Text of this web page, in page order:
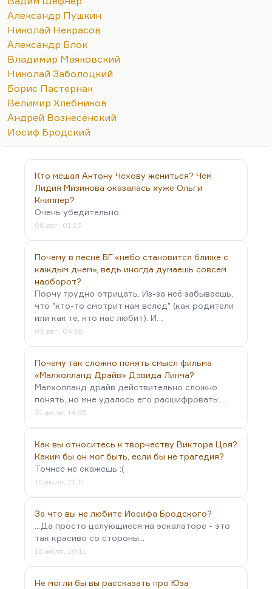
Пушкина, который бесспорен — это, конечно,
Некрасов, Блок, Маяковский, Заболоцкий,
Пастернак. А дальше я затрудняюсь с
определением, потому что это все близко очень,
но я не вижу дальше поэта, который бы
обозначил свою тему — тему, которой до него и
без него не было бы. Есть такое мнение, что
Хлебников. Хлебников, наверное, да, в том
смысле, что очень многими подхвачены его…
Александр Пушкин
Николай Некрасов
Александр Блок
Владимир Маяковский
Николай Заболоцкий
Борис Пастернак
Велимир Хлебников
Андрей Вознесенский
Иосиф Бродский
Кто мешал Антону Чехову жениться? Чем
Лидия Мизинова оказалась хуже Ольги
Книппер?
Очень убедительно.
06 авг., 01:23
Почему в песне БГ «небо становится ближе с
каждым днем», ведь иногда думаешь совсем
наоборот?
Порчу трудно отрицать. Из-за неё забываешь,
что "кто-то смотрит нам вслед" (как родители
или как те, кто нас любит). И…
03 авг., 04:58
Почему так сложно понять смысл фильма
«Малхолланд Драйв» Дэвида Линча?
Малхолланд драйв действительно сложно
понять, но мне удалось его расшифровать:…
31 июля, 14:05
Как вы относитесь к творчеству Виктора Цоя?
Каким бы он мог быть, если бы не трагедия?
Точнее не скажешь :(
16 июля, 21:11
За что вы не любите Иосифа Бродского?
...Да просто целующиеся на эскалаторе - это
так красиво со стороны...
16 июля, 20:11
Не могли бы вы рассказать про Юза